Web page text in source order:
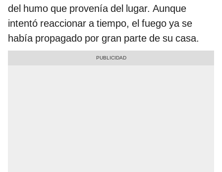
del humo que provenía del lugar. Aunque
intentó reaccionar a tiempo, el fuego ya se
había propagado por gran parte de su casa.